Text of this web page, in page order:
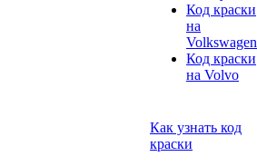
Код краски
на
Volkswagen
Код краски
на Volvo
Как узнать код
краски